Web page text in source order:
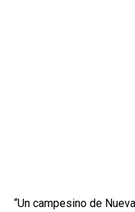
“Un campesino de